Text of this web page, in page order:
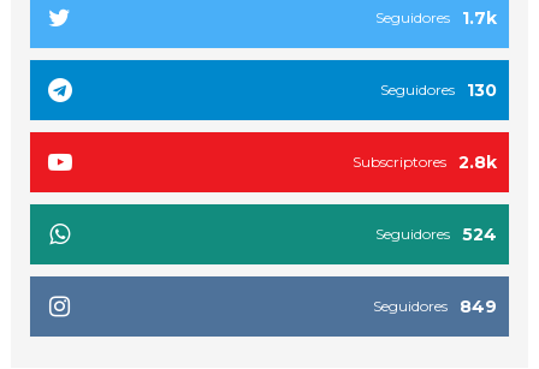
1.7k
Seguidores
130
Seguidores
2.8k
Subscriptores
524
Seguidores
849
Seguidores